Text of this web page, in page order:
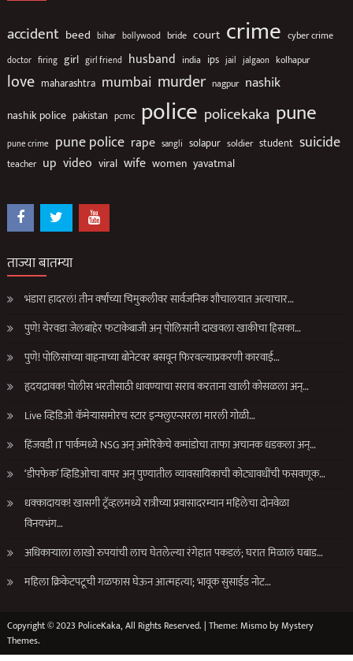
accident beed bihar bollywood bride court crime cyber crime
doctor firing girl girl friend husband india ips jail jalgaon kolhapur
love maharashtra mumbai murder nagpur nashik
nashik police pakistan pcmc police policekaka pune
pune crime pune police rape sangli solapur soldier student suicide
teacher up video viral wife women yavatmal
ताज्या बातम्या
भंडारा हादरलं! तीन वर्षांच्या चिमुकलीवर सार्वजनिक शौचालयात अत्याचार…
पुणे! येरवडा जेलबाहेर फटाकेबाजी अन् पोलिसांनी दाखवला खाकीचा हिसका…
पुणे! पोलिसांच्या वाहनाच्या बोनेटवर बसवून फिरवल्याप्रकरणी कारवाई…
हृदयद्रावक! पोलीस भरतीसाठी धावण्याचा सराव करताना खाली कोसळला अन्…
Live व्हिडिओ कॅमेऱ्यासमोरच स्टार इन्फ्लुएन्सरला मारली गोळी…
हिंजवडी IT पार्कमध्ये NSG अन् अमेरिकेचे कमांडोचा ताफा अचानक धडकला अन्…
‘डीपफेक’ व्हिडिओचा वापर अन् पुण्यातील व्यावसायिकाची कोट्यावधींची फसवणूक…
धक्कादायक! खासगी ट्रॅव्हलमध्ये रात्रीच्या प्रवासादरम्यान महिलेचा दोनवेळा
विनयभंग…
अधिकाऱ्याला लाखो रुपयांची लाच घेतलेल्या रंगेहात पकडलं; घरात मिळालं घबाड…
महिला क्रिकेटपटूची गळफास घेऊन आत्महत्या; भावूक सुसाईड नोट…
Copyright © 2023 PoliceKaka, All Rights Reserved. | Theme: Mismo byMystery
Themes.